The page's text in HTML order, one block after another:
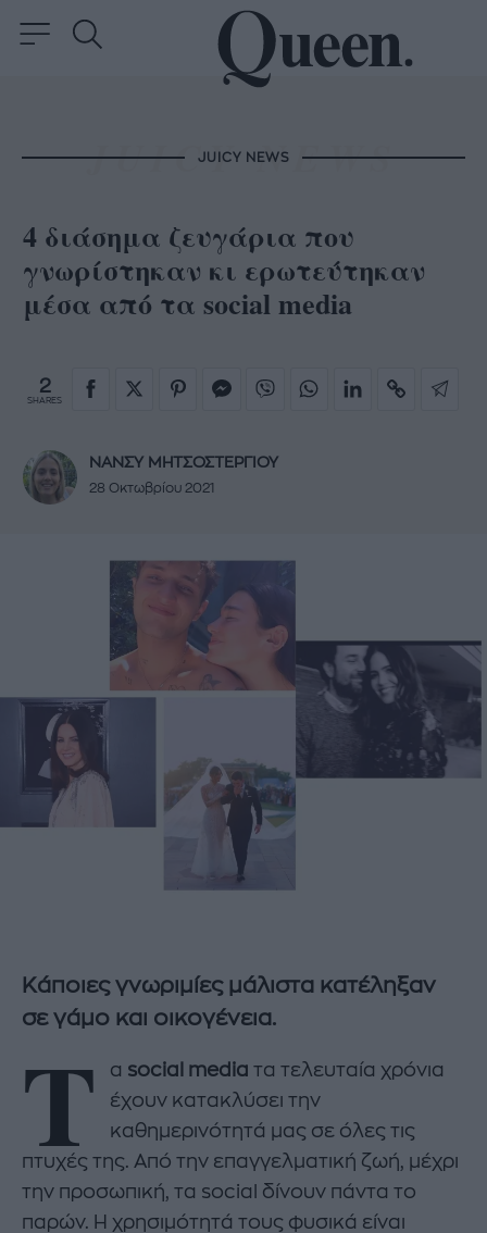
JUICY NEWS
4 διάσημα ζευγάρια που
γνωρίστηκαν κι ερωτεύτηκαν
μέσα από τα social media
2
SHARES
ΝΑΝΣΥ ΜΗΤΣΟΣΤΕΡΓΙΟΥ
28 Οκτωβρίου 2021
Κάποιες γνωριμίες μάλιστα κατέληξαν
σε γάμο και οικογένεια.
Τ α social media τα τελευταία χρόνια
έχουν κατακλύσει την
καθημερινότητά μας σε όλες τις
πτυχές της. Από την επαγγελματική ζωή, μέχρι
την προσωπική, τα social δίνουν πάντα το
παρών. Η χρησιμότητά τους φυσικά είναι